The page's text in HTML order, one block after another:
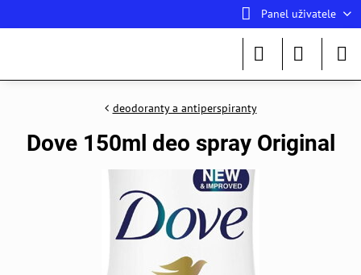
Panel uživatele
deodoranty a antiperspiranty
Dove 150ml deo spray Original